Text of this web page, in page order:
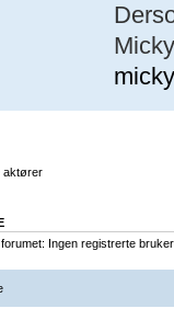
Micky
aktører
Ingen registrerte